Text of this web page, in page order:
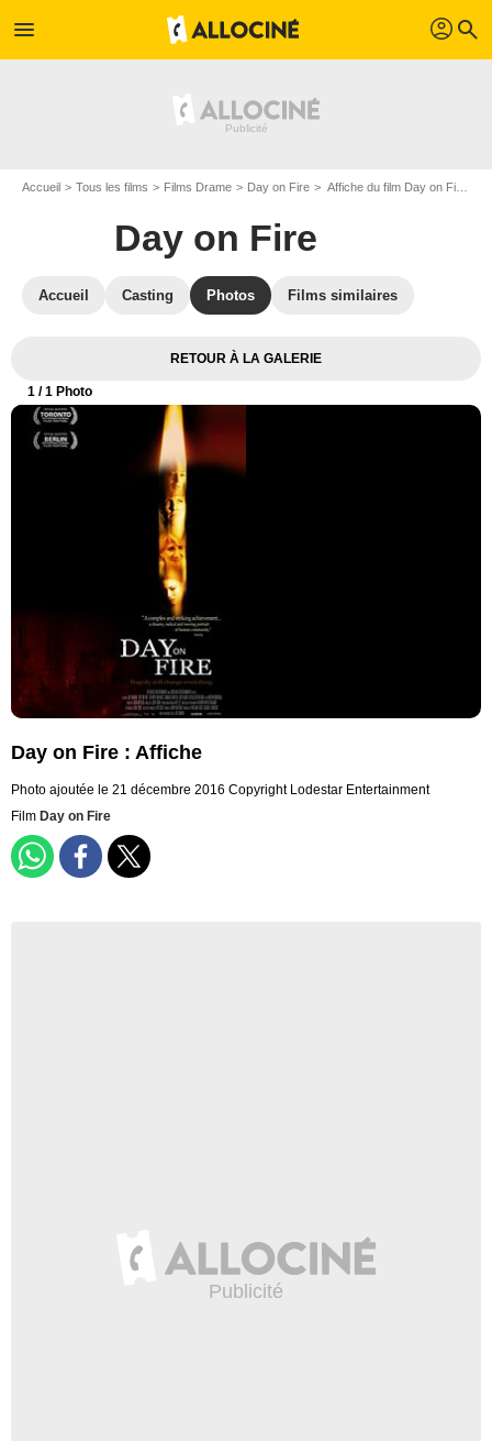
menu profil search
Accueil Tous les films Films Drame Day on Fire Affiche du film Day on Fire - Photo 1
Day on Fire
Accueil Casting Photos Films similaires
RETOUR À LA GALERIE
1 / 1 Photo
Day on Fire : Affiche
Photo ajoutée le 21 décembre 2016 Copyright Lodestar Entertainment
Film Day on Fire